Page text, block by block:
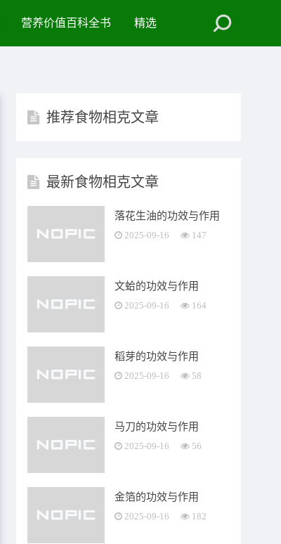
营养价值百科全书 精选
推荐食物相克文章
最新食物相克文章
落花生油的功效与作用
2025-09-16 147
文蛤的功效与作用
2025-09-16 164
稻芽的功效与作用
2025-09-16 58
马刀的功效与作用
2025-09-16 56
金箔的功效与作用
2025-09-16 182